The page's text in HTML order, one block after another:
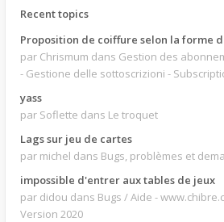
Recent topics
Proposition de coiffure selon la forme
par Chrismum dans Gestion des
- Gestione delle sottoscrizioni -
yass
par Soflette dans Le troquet
Lags sur jeu de cartes
par michel dans Bugs, problèmes et
impossible d'entrer aux tables de jeux
par didou dans Bugs / Aide -
Version 2020